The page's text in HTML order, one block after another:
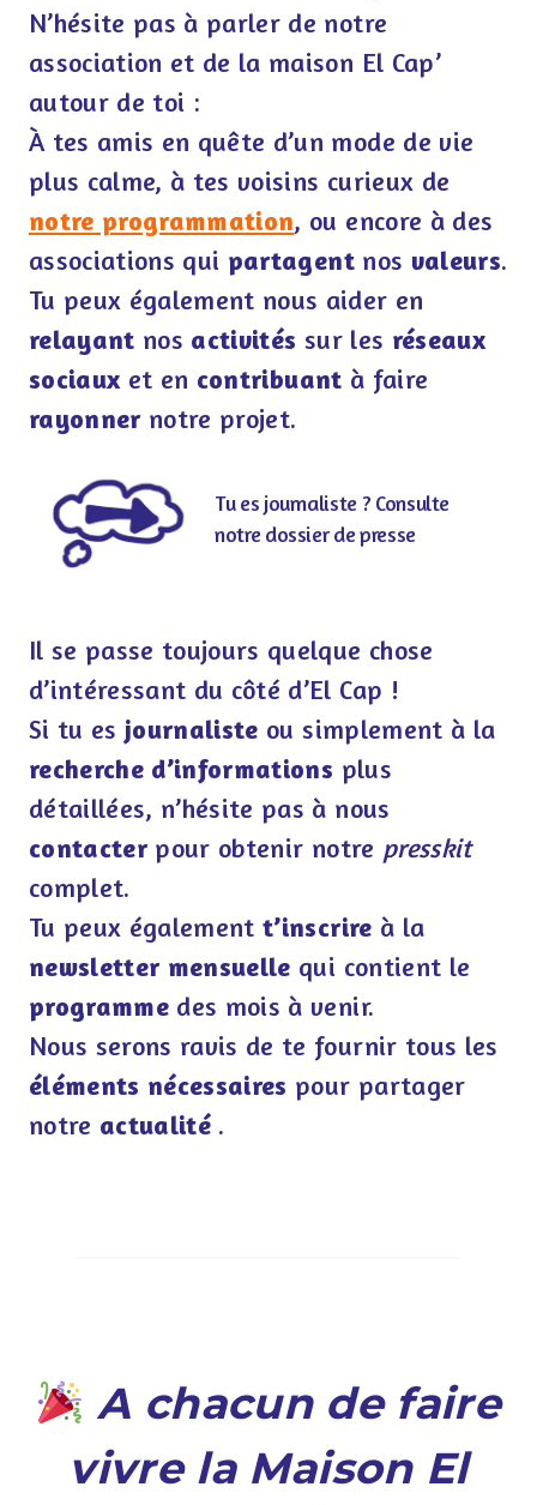
N’hésite pas à parler de notre
association et de la maison El Cap’
autour de toi :
À tes amis en quête d’un mode de vie
plus calme, à tes voisins curieux de
notre programmation, ou encore à des
associations qui partagent nos valeurs.
Tu peux également nous aider en
relayant nos activités sur les réseaux
sociaux et en contribuant à faire
rayonner notre projet.
Tu es journaliste ? Consulte
notre dossier de presse
Il se passe toujours quelque chose
d’intéressant du côté d’El Cap !
Si tu es journaliste ou simplement à la
recherche d’informations plus
détaillées, n’hésite pas à nous
contacter pour obtenir notre presskit
complet.
Tu peux égalementt’inscrire à la
newsletter mensuelle qui contient le
programme des mois à venir.
Nous serons ravis de te fournir tous les
éléments nécessaires pour partager
notre actualité .
A chacun de faire
vivre la Maison El